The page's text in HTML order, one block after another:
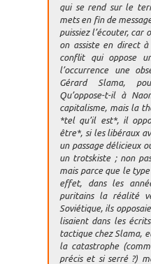
qui se rend sur le
mets en fin de
puissiez l’écouter, car
on assiste en direct
conflit qui oppose
l’occurrence une
Gérard Slama,
Qu’oppose-t-il à
capitalisme, mais la
*tel qu’il est*, il
être*, si les libéraux
un passage délicieux
un trotskiste ; non
mais parce que le
effet, dans les
puritains la réalité
Soviétique, ils
lisaient dans les
tactique chez Slama,
la catastrophe
précis et si serré ?)